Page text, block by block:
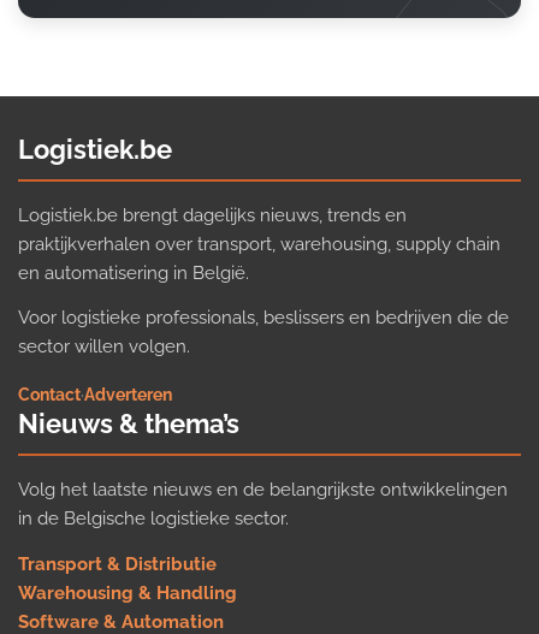
Logistiek.be
Logistiek.be brengt dagelijks nieuws, trends en
praktijkverhalen over transport, warehousing, supply chain
en automatisering in België.
Voor logistieke professionals, beslissers en bedrijven die de
sector willen volgen.
Contact·Adverteren
Nieuws & thema’s
Volg het laatste nieuws en de belangrijkste ontwikkelingen
in de Belgische logistieke sector.
Transport & Distributie
Warehousing & Handling
Software & Automation